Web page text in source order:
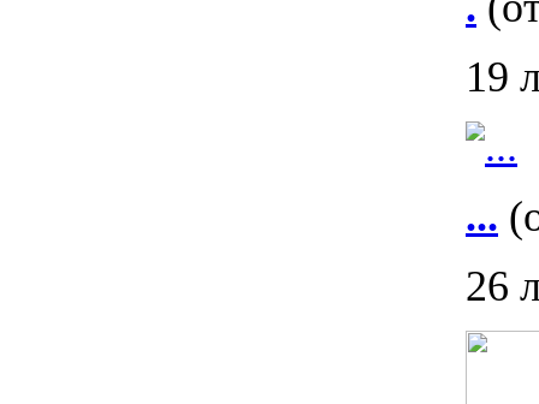
19
...
26